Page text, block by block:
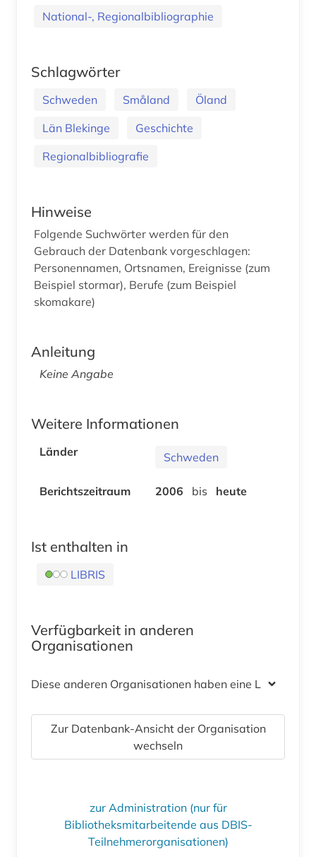
National-, Regionalbibliographie
Schlagwörter
Schweden Småland
Öland
Län Blekinge
Geschichte
Regionalbibliografie
Hinweise
Folgende Suchwörter werden für den
Gebrauch der Datenbank vorgeschlagen:
Personennamen, Ortsnamen, Ereignisse (zum
Beispiel stormar), Berufe (zum Beispiel
skomakare)
Anleitung
Keine Angabe
Weitere Informationen
Länder Schweden
Berichtszeitraum 2006 bis heute
Ist enthalten in
LIBRIS
Verfügbarkeit in anderen
Organisationen
Diese anderen Organisationen haben eine Lizenz
Zur Datenbank-Ansicht der Organisation
wechseln
zur Administration (nur für
Bibliotheksmitarbeitende aus DBIS-
Teilnehmerorganisationen)